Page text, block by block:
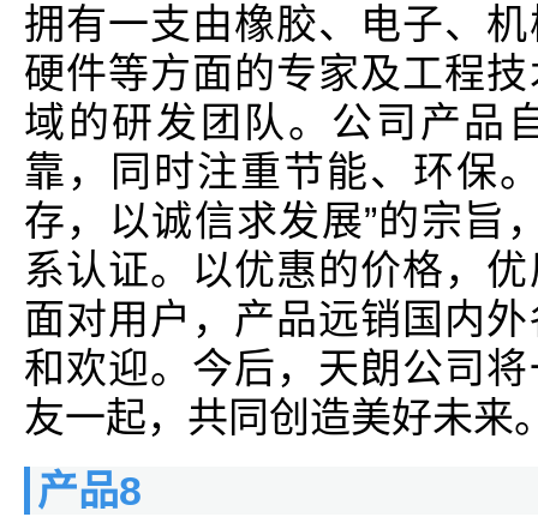
拥有一支由橡胶、电子、
硬件等方面的专家及工程
域的研发团队。公司产品
靠，同时注重节能、环保
存，以诚信求发展”的宗旨
系认证。以优惠的价格，
面对用户，产品远销国内
和欢迎。今后，天朗公司
友一起，共同创造美好未来
产品8